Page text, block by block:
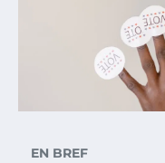
EN BREF